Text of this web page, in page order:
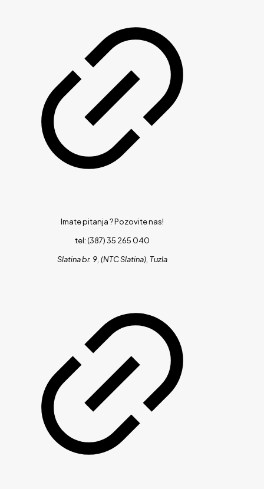
Imate pitanja ?Pozovite nas!
tel: (387) 35 265 040
Slatina br. 9, (NTC Slatina), Tuzla